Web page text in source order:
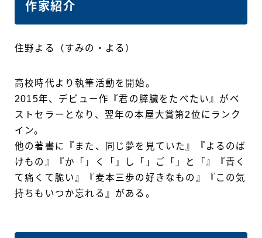
作家紹介
住野よる（すみの・よる）
高校時代より執筆活動を開始。
2015年、デビュー作『君の膵臓をたべたい』がベ
ストセラーとなり、翌年の本屋大賞第2位にランク
イン。
他の著書に『また、同じ夢を見ていた』『よるのば
けもの』『か「」く「」し「」ご「」と「』『青く
て痛くて脆い』『麦本三歩の好きなもの』『この気
持ちもいつか忘れる』がある。